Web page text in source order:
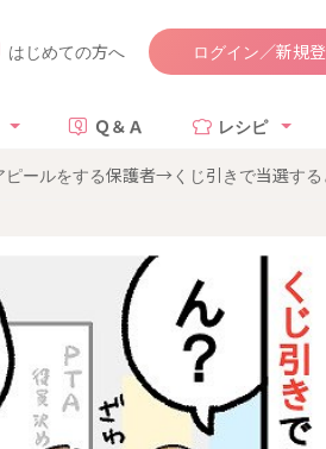
はじめての方へ ログイン／新規
Ｑ＆Ａ レシピ
ールをする保護者→くじ引きで当選す